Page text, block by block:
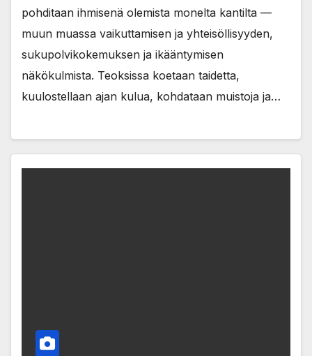
pohditaan ihmisenä olemista monelta kantilta —
muun muassa vaikuttamisen ja yhteisöllisyyden,
sukupolvikokemuksen ja ikääntymisen
näkökulmista. Teoksissa koetaan taidetta,
kuulostellaan ajan kulua, kohdataan muistoja ja…